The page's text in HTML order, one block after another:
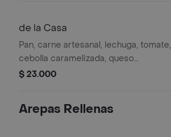
de la Casa
Pan, carne artesanal, lechuga, tomate,
cebolla caramelizada, queso
mozzarella, tocineta, salsas.
$ 23.000
Arepas Rellenas